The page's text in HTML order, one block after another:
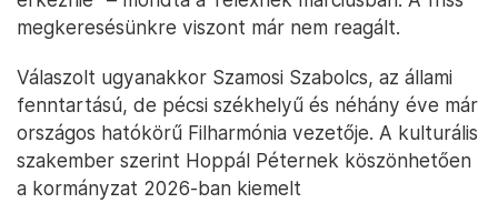
megkeresésünkre viszont már nem reagált.
Válaszolt ugyanakkor Szamosi Szabolcs, az állami
fenntartású, de pécsi székhelyű és néhány éve már
országos hatókörű Filharmónia vezetője. A kulturális
szakember szerint Hoppál Péternek köszönhetően
a kormányzat 2026-ban kiemelt